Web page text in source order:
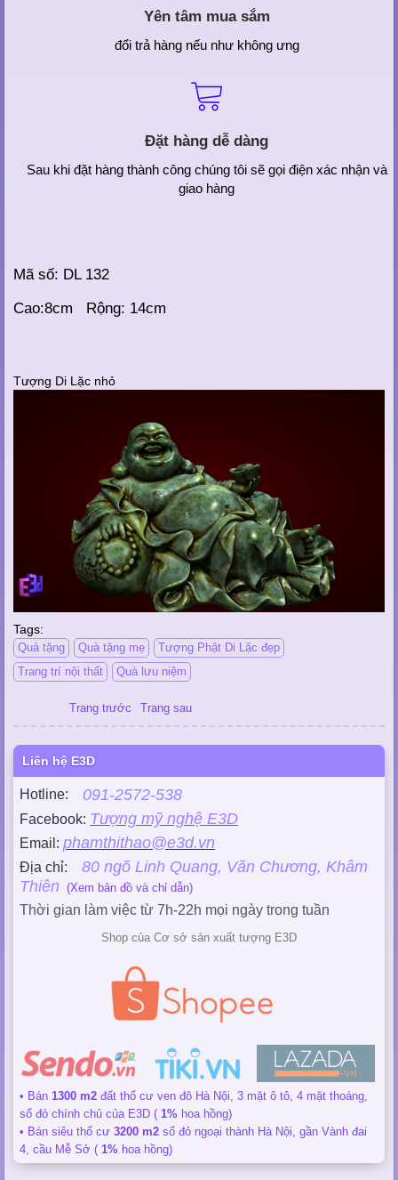
Yên tâm mua sắm
đổi trả hàng nếu như không ưng
Đặt hàng dễ dàng
Sau khi đặt hàng thành công chúng tôi sẽ gọi điện xác nhận và
giao hàng
Mã số: DL 132
Cao:8cm Rộng: 14cm
Tượng Di Lặc nhỏ
Tags:
Quà tặng Quà tặng mẹ
Tượng Phật Di Lặc đẹp
Trang trí nội thất
Quà lưu niệm
Trang trước Trang sau
Liên hệ E3D
Hotline: 091-2572-538
Facebook: Tượng mỹ nghệ E3D
Email: phamthithao@e3d.vn
Địa chỉ: 80 ngõ Linh Quang, Văn Chương, Khâm
Thiên (Xem bản đồ và chỉ dẫn)
Thời gian làm việc từ 7h-22h mọi ngày trong tuần
Shop của Cơ sở sản xuất tượng E3D
• Bán 1300 m2 đất thổ cư ven đô Hà Nội, 3 mặt ô tô, 4 mặt thoáng,
sổ đỏ chính chủ của E3D ( 1% hoa hồng)
• Bán siêu thổ cư 3200 m2 sổ đỏ ngoại thành Hà Nội, gần Vành đai
4, cầu Mễ Sở ( 1% hoa hồng)